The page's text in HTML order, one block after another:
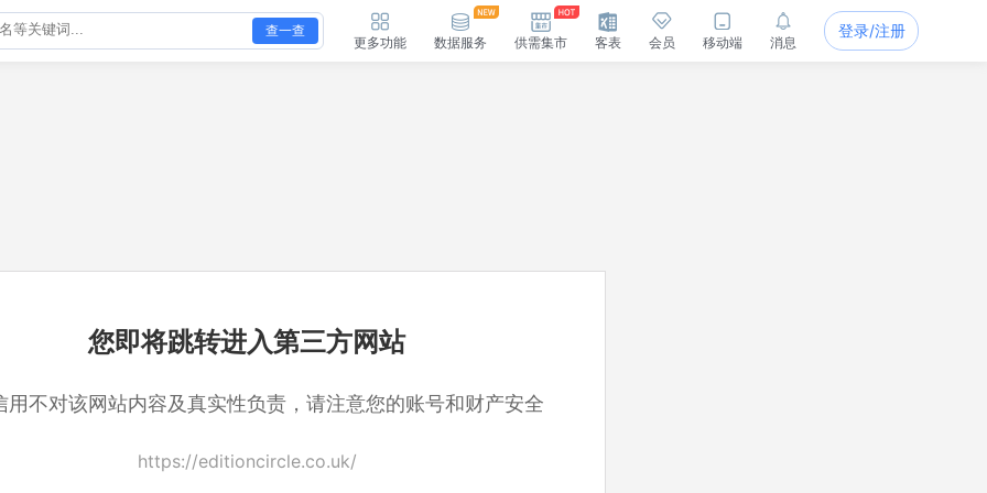
查一查
更多功能 数据服务 供需集市 客表 会员 移动端 消息
登录/注册
您即将跳转进入第三方网站
用不对该网站内容及真实性负责，请注意您的账号和财产安全
https://editioncircle.co.uk/